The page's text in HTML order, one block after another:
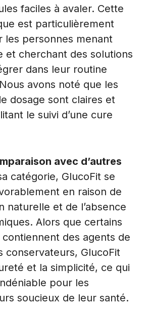
faciles à avaler. Cette
est particulièrement
les personnes menant
et cherchant des solutions
dans leur routine
avons noté que les
dosage sont claires et
le suivi d’une cure
avec d’autres
catégorie, GlucoFit se
en raison de
naturelle et de l’absence
Alors que certains
des agents de
conservateurs, GlucoFit
et la simplicité, ce qui
pour les
soucieux de leur santé.